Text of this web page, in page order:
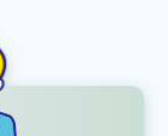
ティエ
事情
セール